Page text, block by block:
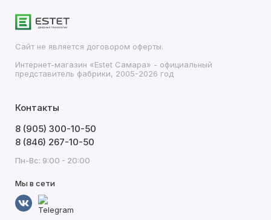
Сайт не является договором оферты.
Интернет-магазин «Estet Самара» - официальный
представитель фабрики, 2005-2026 год
Контакты
8 (905) 300-10-50
8 (846) 267-10-50
Пн-Вс: 9:00 - 20:00
Мы в сети